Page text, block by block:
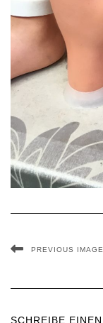
PREVIOUS IMAGE
SCHREIBE